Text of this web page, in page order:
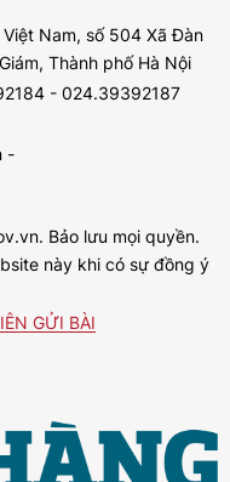
Nam, số 504 Xã Đàn
Thành phố Hà Nội
- 024.39392187
-
Bảo lưu mọi quyền.
này khi có sự đồng ý
GỬI BÀI